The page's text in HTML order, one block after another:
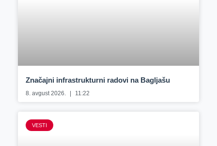
Značajni infrastrukturni radovi na Bagljašu
8. avgust 2026. 11:22
VESTI